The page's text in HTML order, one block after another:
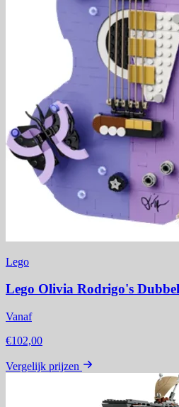
Lego
Lego Olivia Rodrigo's
Vanaf
€102,00
Vergelijk prijzen